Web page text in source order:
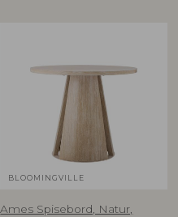
BLOOMINGVILLE
Ames Spisebord, Natur,